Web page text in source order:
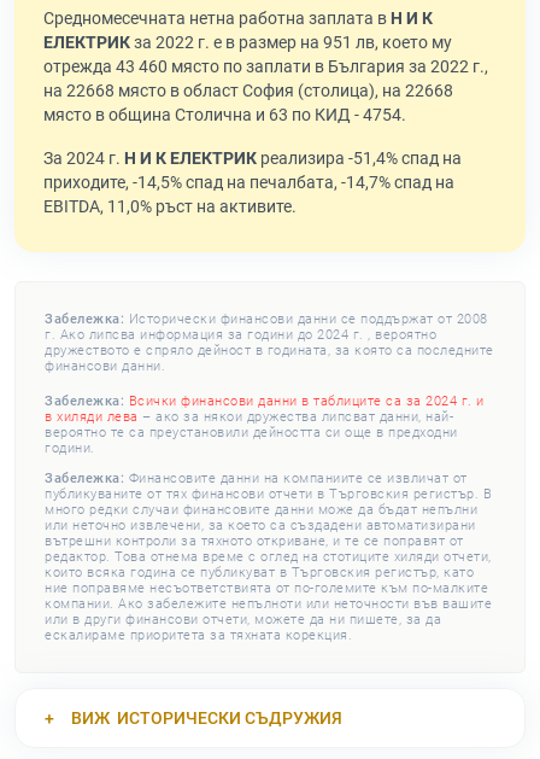
Средномесечната нетна работна заплата в Н И К
ЕЛЕКТРИКза 2022 г. е в размер на 951 лв, което му
отрежда 43 460 място по заплати в България за 2022 г.,
на 22668 място в област София (столица), на 22668
място в община Столична и 63 по КИД - 4754.
За 2024 г. Н И К ЕЛЕКТРИК реализира -51,4% спад на
приходите, -14,5% спад на печалбата, -14,7% спад на
EBITDA, 11,0% ръст на активите.
Забележка: Исторически финансови данни се поддържат от 2008
г. Ако липсва информация за години до 2024 г. , вероятно
дружеството е спряло дейност в годината, за която са последните
финансови данни.
Забележка: Всички финансови данни в таблиците са за 2024 г. и
в хиляди лева – ако за някои дружества липсват данни, най-
вероятно те са преустановили дейността си още в предходни
години.
Забележка: Финансовите данни на компаниите се извличат от
публикуваните от тях финансови отчети в Търговския регистър. В
много редки случаи финансовите данни може да бъдат непълни
или неточно извлечени, за което са създадени автоматизирани
вътрешни контроли за тяхното откриване, и те се поправят от
редактор. Това отнема време с оглед на стотиците хиляди отчети,
които всяка година се публикуват в Търговския регистър, като
ние поправяме несъответствията от по-големите към по-малките
компании. Ако забележите непълноти или неточности във вашите
или в други финансови отчети, можете да ни пишете, за да
ескалираме приоритета за тяхната корекция.
ВИЖ ИСТОРИЧЕСКИ СЪДРУЖИЯ